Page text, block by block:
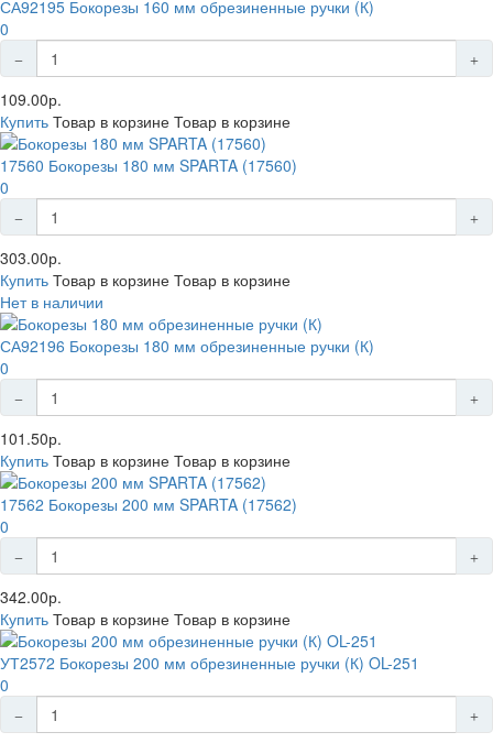
СА92195 Бокорезы 160 мм обрезиненные ручки (К)
0
109.00р.
Купить Товар в корзине Товар в корзине
17560 Бокорезы 180 мм SPARTA (17560)
0
303.00р.
Купить Товар в корзине Товар в корзине
Нет в наличии
СА92196 Бокорезы 180 мм обрезиненные ручки (К)
0
101.50р.
Купить Товар в корзине Товар в корзине
17562 Бокорезы 200 мм SPARTA (17562)
0
342.00р.
Купить Товар в корзине Товар в корзине
УТ2572 Бокорезы 200 мм обрезиненные ручки (К) OL-251
0